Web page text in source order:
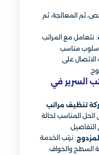
ثم المعالجة، ثم
: نتعامل مع المراتب
بأسلوب مناسب.
الاتصال على
السرير في
تنظيف مراتب
المناسب لحالة
التفاصيل.
: نرتب الخدمة
السطح والحواف.